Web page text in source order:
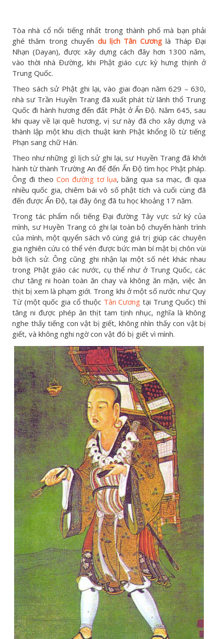
Tòa nhà cổ nổi tiếng nhất trong thành phố mà bạn phải
ghé thăm trong chuyến du lịch Tân Cươnglà Tháp Đại
Nhạn (Dayan), được xây dựng cách đây hơn 1300 năm,
vào thời nhà Đường, khi Phật giáo cực kỳ hưng thịnh ở
Trung Quốc.
Theo sách sử Phật ghi lại, vào giai đoạn năm 629 – 630,
nhà sư Trần Huyền Trang đã xuất phát từ lãnh thổ Trung
Quốc đi hành hương đến đất Phật ở Ấn Độ. Năm 645, sau
khi quay về lại quê hương, vị sư này đã cho xây dựng và
thành lập một khu dịch thuật kinh Phật khổng lồ từ tiếng
Phạn sang chữ Hán.
Theo như những gì lịch sử ghi lại, sư Huyền Trang đã khởi
hành từ thành Trường An để đến Ấn Độ tìm học Phật pháp.
Ông đi theo Con đường tơ lụa, băng qua sa mạc, đi qua
nhiều quốc gia, chiêm bái vô số phật tích và cuối cùng đã
đến được Ấn Độ, tại đây ông đã tu học khoảng 17 năm.
Trong tác phẩm nổi tiếng Đại đường Tây vực sử ký của
mình, sư Huyền Trang có ghi lại toàn bộ chuyến hành trình
của mình, một quyển sách vô cùng giá trị giúp các chuyên
gia nghiên cứu có thể vén được bức màn bí mật bị chôn vùi
bởi lịch sử. Ông cũng ghi nhận lại một số nét khác nhau
trong Phật giáo các nước, cụ thể như ở Trung Quốc, các
chư tăng ni hoàn toàn ăn chay và không ăn mặn, việc ăn
thịt bị xem là phạm giới. Trong khi ở một số nước như Quy
Từ (một quốc gia cổ thuộc Tân Cương tại Trung Quốc) thì
tăng ni được phép ăn thịt tam tịnh nhục, nghĩa là không
nghe thấy tiếng con vật bị giết, không nhìn thấy con vật bị
giết, và không nghi ngờ con vật đó bị giết vì mình.